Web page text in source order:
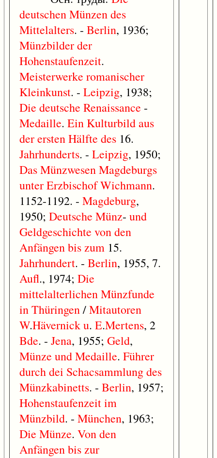
deutschenMünzendes
Mittelalters. - Berlin, 1936;
Münzbilderder
Hohenstaufenzeit.
Meisterwerke romanischer
Kleinkunst. - Leipzig, 1938;
Die deutsche Renaissance -
Medaille. Ein Kulturbild aus
dererstenHälfte des 16.
Jahrhunderts. - Leipzig, 1950;
DasMünzwesenMagdeburgs
unterErzbischofWichmann.
1152-1192. - Magdeburg,
1950; Deutsche Münz- und
Geldgeschichte vonden
Anfängenbiszum 15.
Jahrhundert. - Berlin, 1955, 7.
Aufl., 1974; Die
mittelalterlichenMünzfunde
inThüringen/Mitautoren
W.Hävernicku. E.Mertens, 2
Bde. - Jena, 1955; Geld,
Münze undMedaille. Führer
durchdei Schacsammlungdes
Münzkabinetts. - Berlin, 1957;
Hohenstaufenzeitim
Münzbild. - München, 1963;
Die Münze. Vonden
Anfängenbiszur